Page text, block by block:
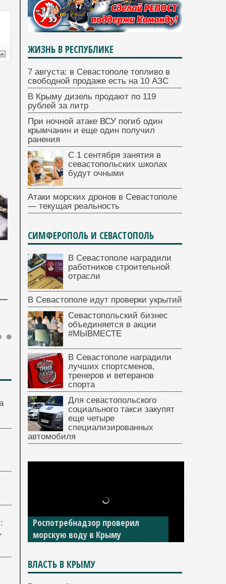
ЖИЗНЬ В РЕСПУБЛИКЕ
7 августа: в Севастополе топливо в
свободной продаже есть на 10 АЗС
В Крыму дизель продают по 119
рублей за литр
При ночной атаке ВСУ погиб один
крымчанин и еще один получил
ранения
С 1 сентября занятия в
севастопольских школах
будут очными
Атаки морских дронов в Севастополе
— текущая реальность
СИМФЕРОПОЛЬ И СЕВАСТОПОЛЬ
В Севастополе наградили
работников строительной
отрасли
В Севастополе идут проверки укрытий
Севастопольский бизнес
объединяется в акции
#МЫВМЕСТЕ
В Севастополе наградили
лучших спортсменов,
тренеров и ветеранов
спорта
Для севастопольского
социального такси закупят
еще четыре
специализированных
автомобиля
Роспотребнадзор проверил
морскую воду в Крыму
ВЛАСТЬ В КРЫМУ